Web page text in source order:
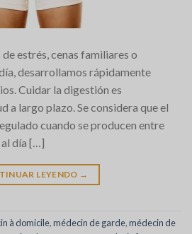
estrés, cenas familiares o
desarrollamos rápidamente
Cuidar la digestión es
a largo plazo. Se considera que el
cuando se producen entre
día […]
LEYENDO →
à domicile,médecin de garde,médecin de